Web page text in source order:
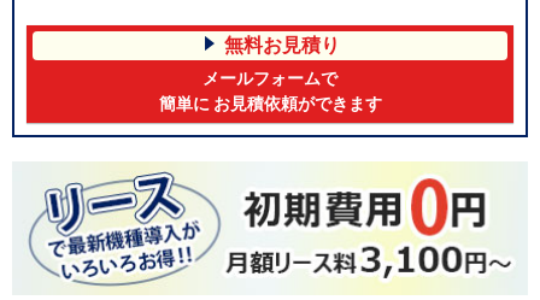
無料お見積り
メールフォームで
簡単に お見積依頼ができます